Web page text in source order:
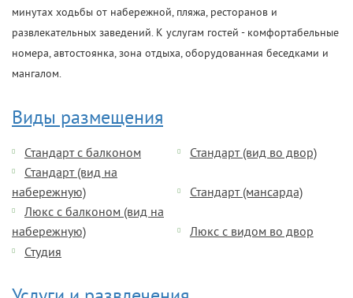
минутах ходьбы от набережной, пляжа, ресторанов и
развлекательных заведений. К услугам гостей - комфортабельные
номера, автостоянка, зона отдыха, оборудованная беседками и
мангалом.
Виды размещения
Стандарт с балконом
Стандарт (вид во двор)
Стандарт (вид на
набережную)
Стандарт (мансарда)
Люкс с балконом (вид на
набережную)
Люкс с видом во двор
Студия